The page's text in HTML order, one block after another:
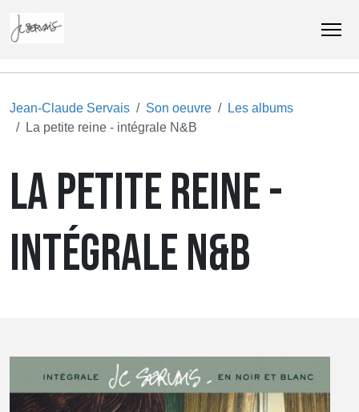
Jean-Claude Servais Son oeuvre
Les albums
La petite reine - intégrale N&B
LA PETITE REINE -
INTÉGRALE N&B